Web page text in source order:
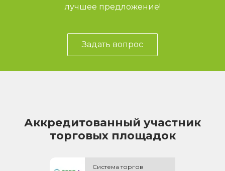
лучшее предложение!
Задать вопрос
Аккредитованный участник
торговых площадок
Система торгов